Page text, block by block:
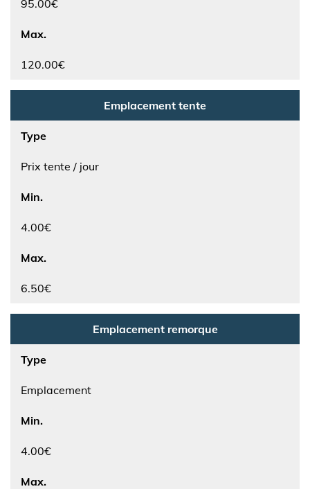
95.00€
Max.
120.00€
Emplacement tente
Type
Prix tente / jour
Min.
4.00€
Max.
6.50€
Emplacement remorque
Type
Emplacement
Min.
4.00€
Max.